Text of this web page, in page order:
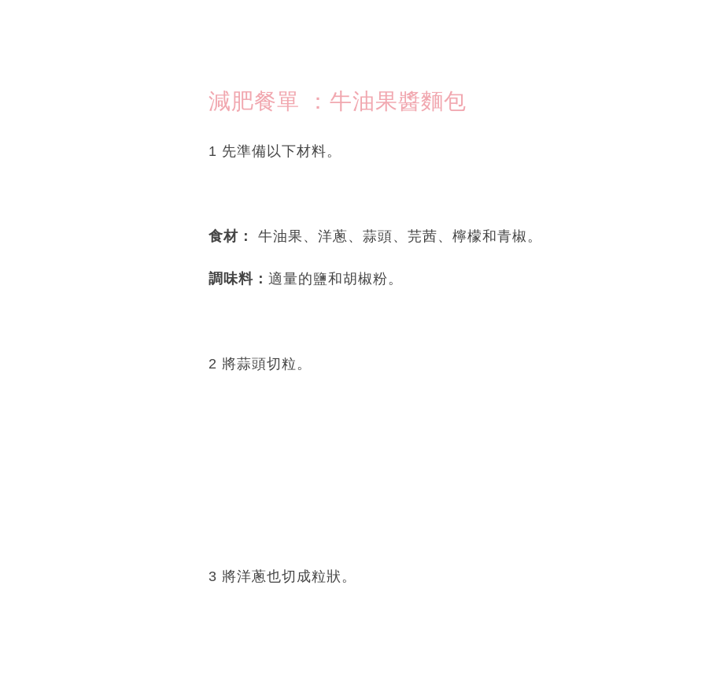
減肥餐單 ：牛油果醬麵包
1 先準備以下材料。
食材： 牛油果、洋蔥、蒜頭、芫茜、檸檬和青椒。
調味料： 適量的鹽和胡椒粉。
2 將蒜頭切粒。
3 將洋蔥也切成粒狀。